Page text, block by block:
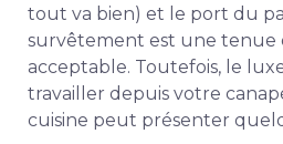
tout va bien) et le port du
survêtement est une tenue
acceptable. Toutefois, le
travailler depuis votre
cuisine peut présenter